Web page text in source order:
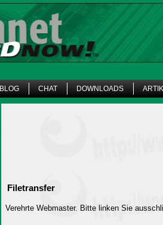
BLOG CHAT DOWNLOADS
Filetransfer
Verehrte Webmaster. Bitte linken Sie